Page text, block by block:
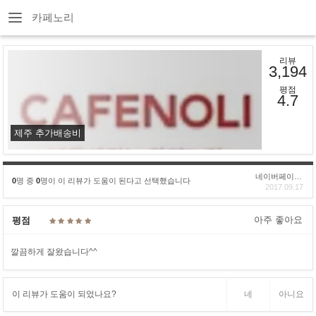
카페노리
제주 추가배송비
리뷰
3,194
평점
4.7
0명 중 0명이 이 리뷰가 도움이 된다고 선택했습니다
2017.09.17
평점 아주 좋아요
깔끔하게 잘왔습니다^^
이 리뷰가 도움이 되었나요? 네 아니요